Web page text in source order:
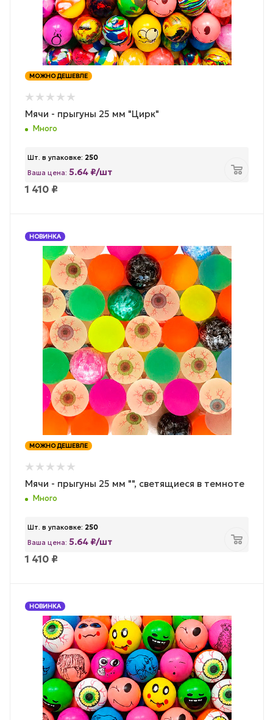
МОЖНО ДЕШЕВЛЕ
Мячи - прыгуны 25 мм "Цирк"
Много
Шт. в упаковке: 250
Ваша цена: 5.64 ₽/шт
1 410 ₽
НОВИНКА
МОЖНО ДЕШЕВЛЕ
Мячи - прыгуны 25 мм "", светящиеся в темноте
Много
Шт. в упаковке: 250
Ваша цена: 5.64 ₽/шт
1 410 ₽
НОВИНКА